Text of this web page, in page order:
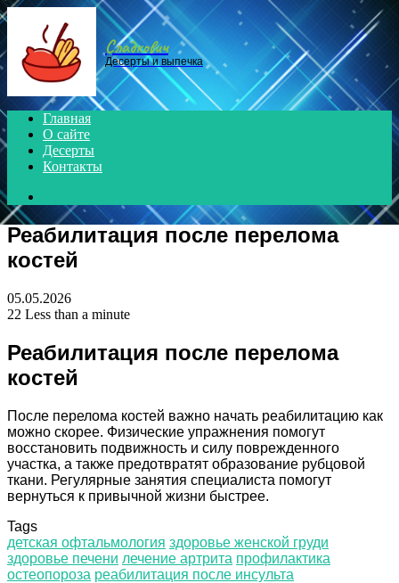
Menu
Сладкович
Десерты и выпечка
Главная
О сайте
Десерты
Контакты
Реабилитация после перелома
костей
05.05.2026
22 Less than a minute
Реабилитация после перелома
костей
После перелома костей важно начать реабилитацию как
можно скорее. Физические упражнения помогут
восстановить подвижность и силу поврежденного
участка, а также предотвратят образование рубцовой
ткани. Регулярные занятия специалиста помогут
вернуться к привычной жизни быстрее.
Tags
детская офтальмология здоровье женской груди
здоровье печени лечение артрита профилактика
остеопороза реабилитация после инсульта